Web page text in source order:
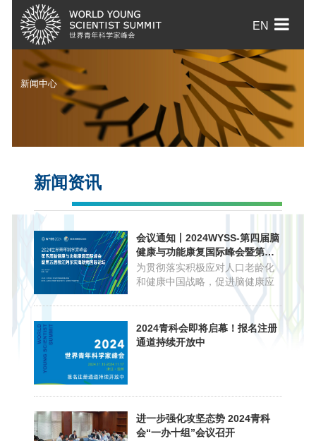
EN
新闻中心
新闻资讯
会议通知丨2024WYSS-第四届脑
健康与功能康复国际峰会暨第五
届瓯江阿尔茨海默病国际论坛通
知
为贯彻落实积极应对人口老龄化
和健康中国战略，促进脑健康应
用领域的新进展、新动态、新成
果的交流，提高对脑疾病尤其是
阿尔茨海默病的认知水平以及社
会关注度，“第四届脑健康与功能
2024青科会即将启幕！报名注册
通道持续开放中
进一步强化攻坚态势 2024青科
会“一办十组”会议召开